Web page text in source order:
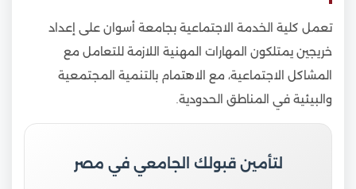
تعمل كلية الخدمة الاجتماعية بجامعة أسوان على إعداد
خريجين يمتلكون المهارات المهنية اللازمة للتعامل مع
المشاكل الاجتماعية، مع الاهتمام بالتنمية المجتمعية
والبيئية في المناطق الحدودية.
لتأمين قبولك الجامعي في مصر